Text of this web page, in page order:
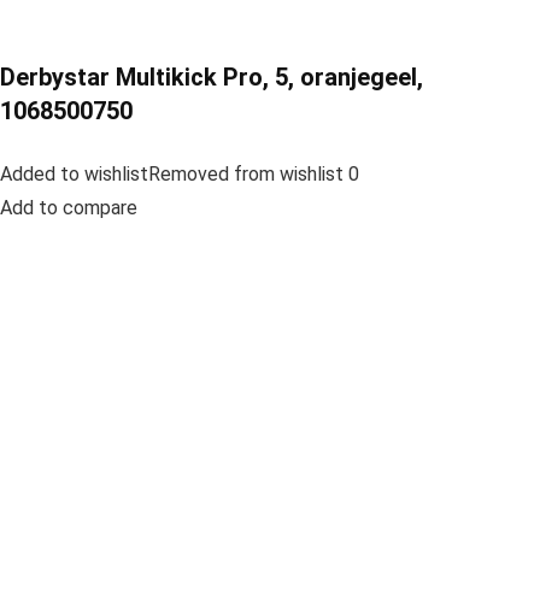
Derbystar Multikick Pro, 5, oranjegeel,
1068500750
Added to wishlistRemoved from wishlist 0
Add to compare